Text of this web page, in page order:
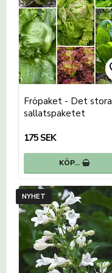
Fröpaket - Det stora
sallatspaketet
175 SEK
KÖP…
NYHET